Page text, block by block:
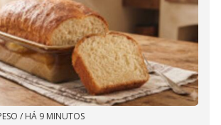
/ HÁ 9 MINUTOS